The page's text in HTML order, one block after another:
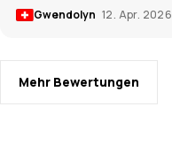
Gwendolyn 12. Apr. 2026
Mehr Bewertungen